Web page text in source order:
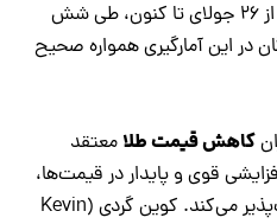
میزان 10 دلار کاهش یافته است. از 26 جولای تا کنون، طی شش
در این آمارگیری همواره صحیح
کاهش قیمت طلا معتقد
قوی و پایدار در قیمت‌ها،
بازار طلا را نسبت به فروش آسیب‌پذیر می‌کند. کوین گردی (Kevin